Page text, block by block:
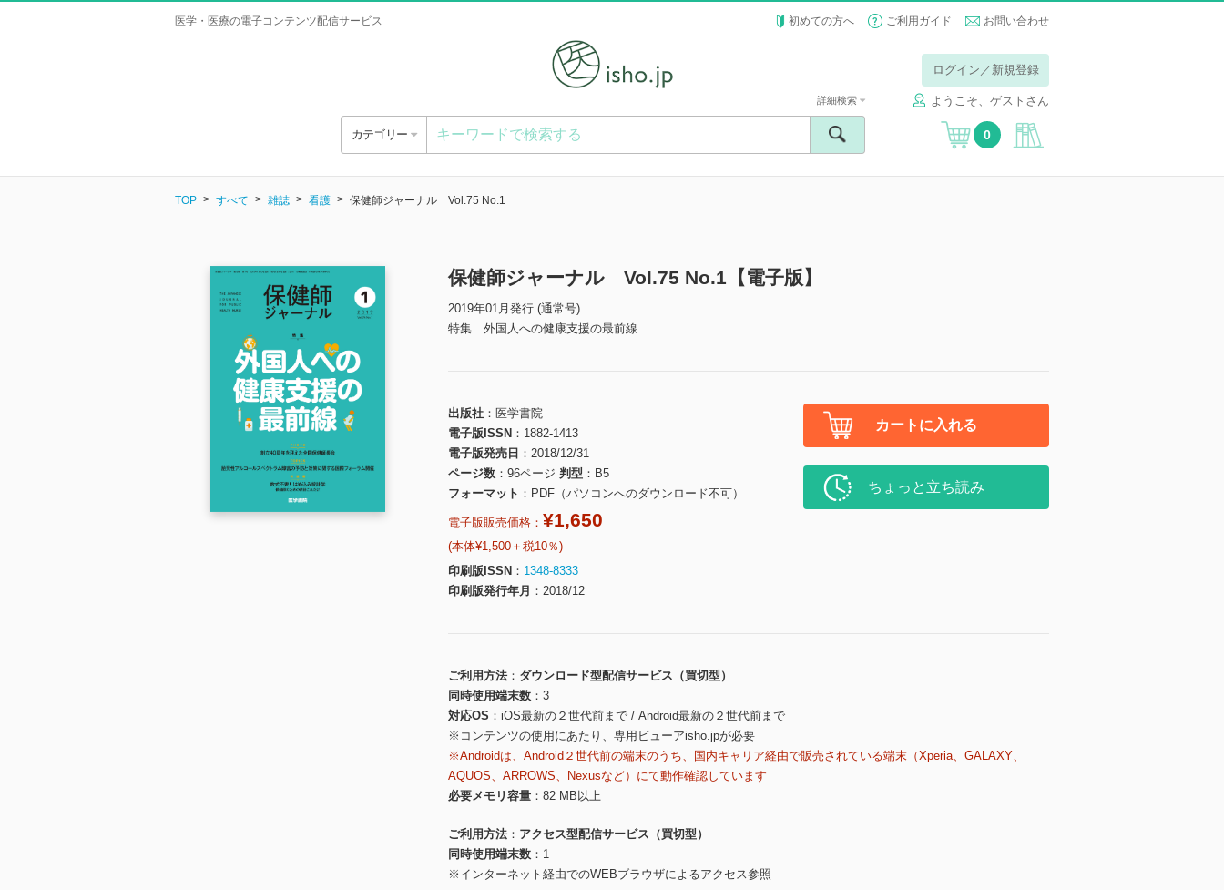
医学・医療の電子コンテンツ配信サービス 初めての方へ ご利用ガイド お問い合わせ
ログイン／新規登録
ようこそ、ゲストさん
カテゴリー
詳細検索
0
TOP すべて 雑誌 看護 保健師ジャーナル Vol.75 No.1
保健師ジャーナル Vol.75 No.1【電子版】
2019年01月発行 (通常号)
特集 外国人への健康支援の最前線
出版社
医学書院
電子版ISSN
1882-1413
電子版発売日
2018/12/31
ページ数
96ページ 判型
B5
フォーマット
PDF（パソコンへのダウンロード不可）
電子版販売価格： ¥1,650
(本体¥1,500＋税10％)
印刷版ISSN
1348-8333
印刷版発行年月
2018/12
カートに入れる
ちょっと立ち読み
ご利用方法
ダウンロード型配信サービス（買切型）
同時使用端末数
3
対応OS
iOS最新の２世代前まで / Android最新の２世代前まで
※コンテンツの使用にあたり、専用ビューアisho.jpが必要
※Androidは、Android２世代前の端末のうち、国内キャリア経由で販売されている端末（Xperia、GALAXY、
AQUOS、ARROWS、Nexusなど）にて動作確認しています
必要メモリ容量
82 MB以上
ご利用方法
アクセス型配信サービス（買切型）
同時使用端末数
1
※インターネット経由でのWEBブラウザによるアクセス参照